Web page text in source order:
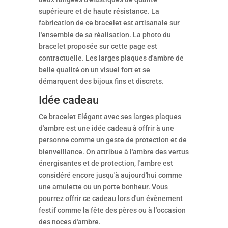
supérieure et de haute résistance. La
fabrication de ce bracelet est artisanale sur
l'ensemble de sa réalisation. La photo du
bracelet proposée sur cette page est
contractuelle. Les larges plaques d'ambre de
belle qualité on un visuel fort et se
démarquent des bijoux fins et discrets.
Idée cadeau
Ce bracelet Elégant avec ses larges plaques
d'ambre est une idée cadeau à offrir à une
personne comme un geste de protection et de
bienveillance. On attribue à l'ambre des vertus
énergisantes et de protection, l'ambre est
considéré encore jusqu'à aujourd'hui comme
une amulette ou un porte bonheur. Vous
pourrez offrir ce cadeau lors d'un évènement
festif comme la fête des pères ou à l'occasion
des noces d'ambre.